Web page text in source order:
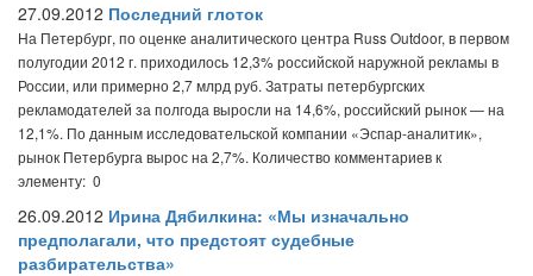
27.09.2012 Последний глоток
На Петербург, по оценке аналитического центра Russ Outdoor, в первом
полугодии 2012 г. приходилось 12,3% российской наружной рекламы в
России, или примерно 2,7 млрд руб. Затраты петербургских
рекламодателей за полгода выросли на 14,6%, российский рынок — на
12,1%. По данным исследовательской компании «Эспар-аналитик»,
рынок Петербурга вырос на 2,7%. Количество комментариев к
элементу: 0
26.09.2012 Ирина Дябилкина: «Мы изначально
предполагали, что предстоят судебные
разбирательства»